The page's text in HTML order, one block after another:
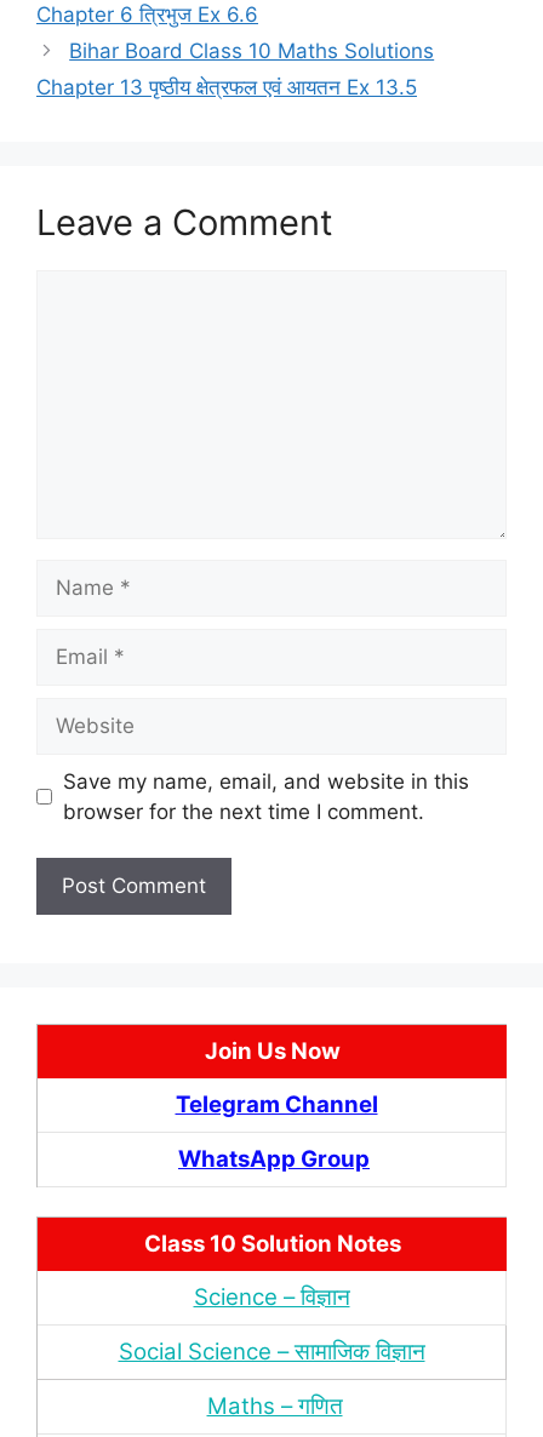
Chapter 6 त्रिभुज Ex 6.6
Bihar Board Class 10 Maths Solutions
Chapter 13 पृष्ठीय क्षेत्रफल एवं आयतन Ex 13.5
Leave a Comment
Save my name, email, and website in this
browser for the next time I comment.
Join Us Now
Telegram Channel
WhatsApp Group
Class 10 Solution Notes
Science – विज्ञान
Social Science – सामाजिक विज्ञान
Maths – गणित